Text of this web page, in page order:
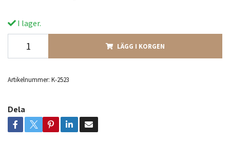
I lager.
LÄGG I KORGEN
Artikelnummer: K-2523
Dela